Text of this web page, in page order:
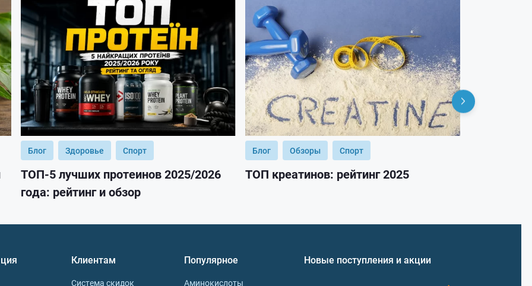
Блог Здоровье Спорт
ТОП-5 лучших протеинов 2025/2026
года: рейтинг и обзор
Блог Обзоры Спорт
ТОП креатинов: рейтинг 2025
Клиентам
Система скидок
Популярное
Аминокислоты
Новые поступления и акции